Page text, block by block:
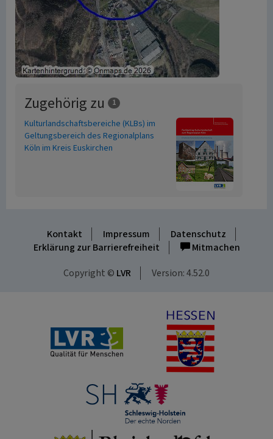
Zugehörig zu 1
Kulturlandschaftsbereiche (KLBs) im
Geltungsbereich des Regionalplans
Köln im Kreis Euskirchen
Kontakt Impressum
Datenschutz
Erklärung zur Barrierefreiheit
Mitmachen
Copyright © LVR Version: 4.52.0